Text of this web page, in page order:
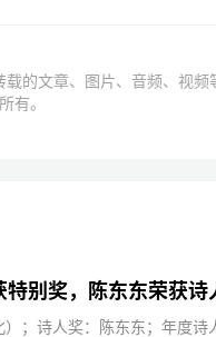
的文章、图片、音频、视频
有。
；诗人奖：陈东东；年度诗